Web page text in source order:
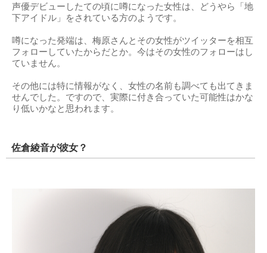
声優デビューしたての頃に噂になった女性は、どうやら「地
下アイドル」をされている方のようです。
噂になった発端は、梅原さんとその女性がツイッターを相互
フォローしていたからだとか。今はその女性のフォローはし
ていません。
その他には特に情報がなく、女性の名前も調べても出てきま
せんでした。ですので、実際に付き合っていた可能性はかな
り低いかなと思われます。
佐倉綾音が彼女？